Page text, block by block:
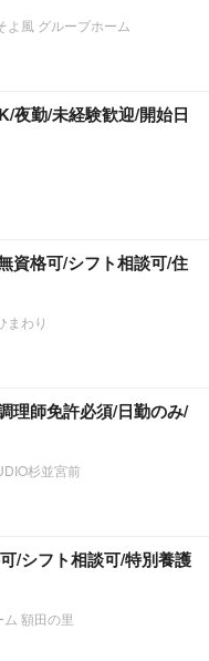
よ風 グループホーム
夜勤/未経験歓迎/開始日
資格可/シフト相談可/住
まわり
理師免許必須/日勤のみ/
杉並宮前
/シフト相談可/特別養護
額田の里